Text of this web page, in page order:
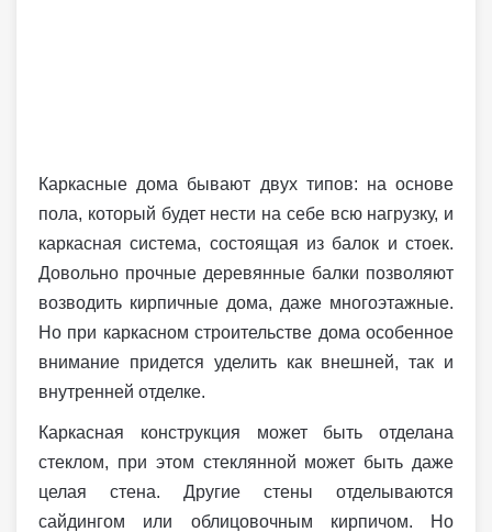
Каркасные дома бывают двух типов: на основе
пола, который будет нести на себе всю нагрузку, и
каркасная система, состоящая из балок и стоек.
Довольно прочные деревянные балки позволяют
возводить кирпичные дома, даже многоэтажные.
Но при каркасном строительстве дома особенное
внимание придется уделить как внешней, так и
внутренней отделке.
Каркасная конструкция может быть отделана
стеклом, при этом стеклянной может быть даже
целая стена. Другие стены отделываются
сайдингом или облицовочным кирпичом. Но